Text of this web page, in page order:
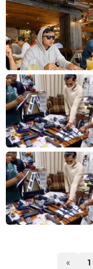
« 1